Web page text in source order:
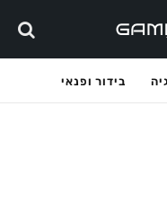
בידור ופנאי